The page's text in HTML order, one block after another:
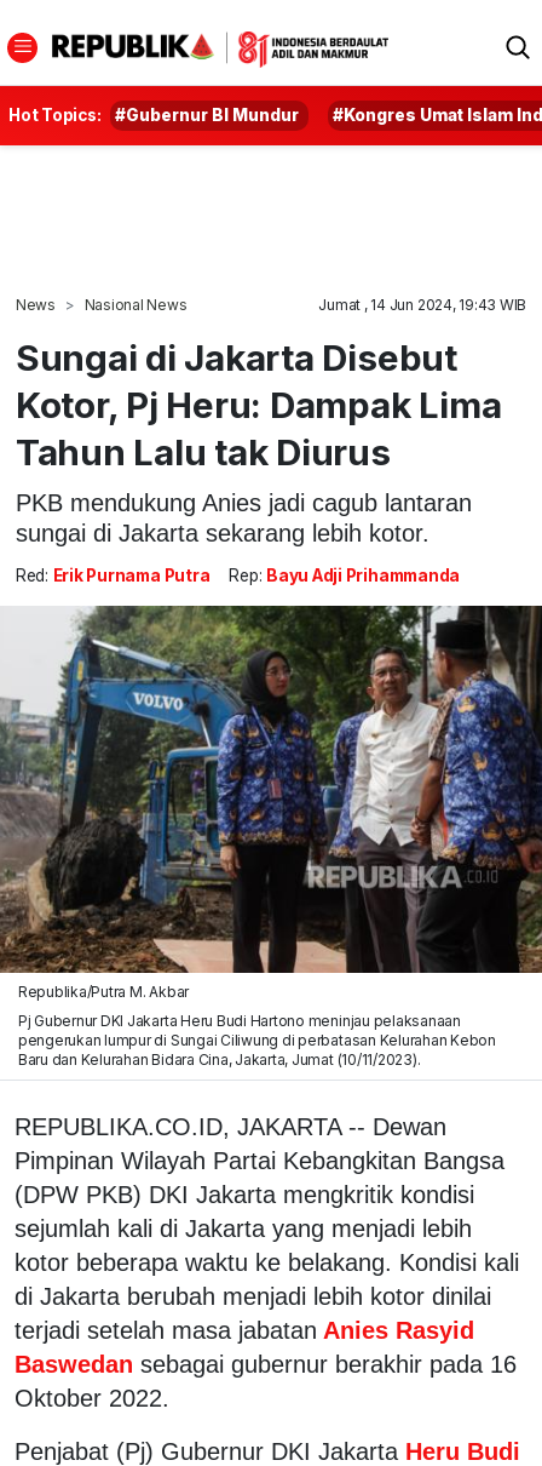
Hot Topics: #Gubernur BI Mundur #Kongres Umat Islam
News Nasional News Jumat , 14 Jun 2024, 19:43 WIB
Sungai di Jakarta Disebut
Kotor, Pj Heru: Dampak Lima
Tahun Lalu tak Diurus
PKB mendukung Anies jadi cagub lantaran
sungai di Jakarta sekarang lebih kotor.
Red: Erik Purnama Putra Rep: Bayu Adji Prihammanda
Republika/Putra M. Akbar
Pj Gubernur DKI Jakarta Heru Budi Hartono meninjau pelaksanaan
pengerukan lumpur di Sungai Ciliwung di perbatasan Kelurahan Kebon
Baru dan Kelurahan Bidara Cina, Jakarta, Jumat (10/11/2023).
REPUBLIKA.CO.ID, JAKARTA -- Dewan
Pimpinan Wilayah Partai Kebangkitan Bangsa
(DPW PKB) DKI Jakarta mengkritik kondisi
sejumlah kali di Jakarta yang menjadi lebih
kotor beberapa waktu ke belakang. Kondisi kali
di Jakarta berubah menjadi lebih kotor dinilai
terjadi setelah masa jabatan Anies Rasyid
Baswedan sebagai gubernur berakhir pada 16
Oktober 2022.
Penjabat (Pj) Gubernur DKI Jakarta Heru Budi